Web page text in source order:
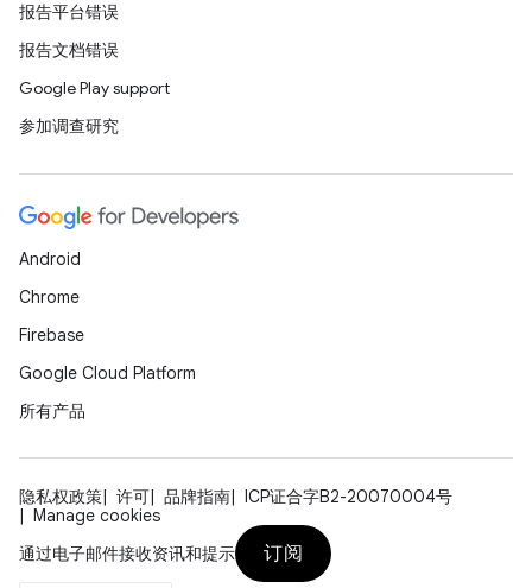
报告平台错误
报告文档错误
Google Play support
参加调查研究
Android
Chrome
Firebase
Google Cloud Platform
所有产品
隐私权政策 许可 品牌指南
ICP证合字B2-20070004号
Manage cookies
通过电子邮件接收资讯和提示
订阅